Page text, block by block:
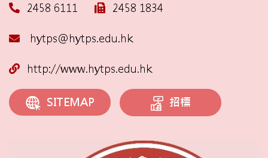
2458 6111 2458 1834
hytps@hytps.edu.hk
http://www.hytps.edu.hk
SITEMAP 招標